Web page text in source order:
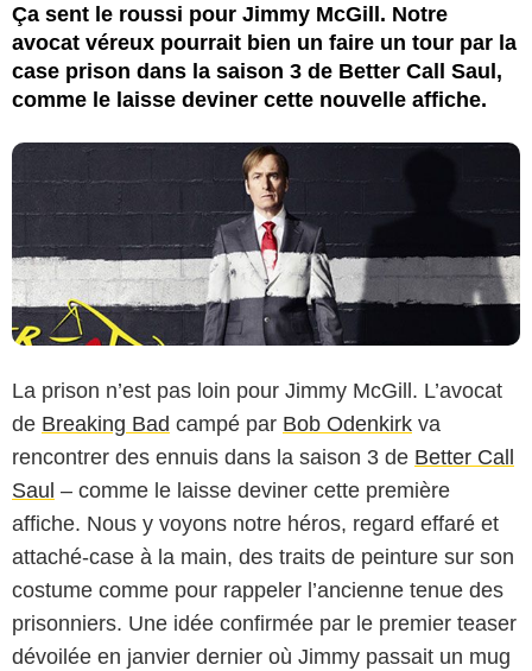
Ça sent le roussi pour Jimmy McGill. Notre
avocat véreux pourrait bien un faire un tour par la
case prison dans la saison 3 de Better Call Saul,
comme le laisse deviner cette nouvelle affiche.
La prison n’est pas loin pour Jimmy McGill. L’avocat
de Breaking Bad campé par Bob Odenkirk va
rencontrer des ennuis dans la saison 3 de Better Call
Saul – comme le laisse deviner cette première
affiche. Nous y voyons notre héros, regard effaré et
attaché-case à la main, des traits de peinture sur son
costume comme pour rappeler l’ancienne tenue des
prisonniers. Une idée confirmée par le premier teaser
dévoilée en janvier dernier où Jimmy passait un mug